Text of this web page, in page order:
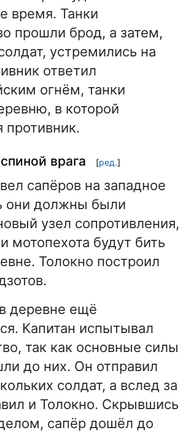
время. Танки
прошли брод, а затем,
устремились на
ответил
огнём, танки
в которой
противник.
врага [ред.]
сапёров на западное
они должны были
узел сопротивления,
мотопехота будут бить
Толокно построил
деревне ещё
Капитан испытывал
так как основные силы
до них. Он отправил
солдат, а вслед за
и Толокно. Скрывшись
сапёр дошёл до